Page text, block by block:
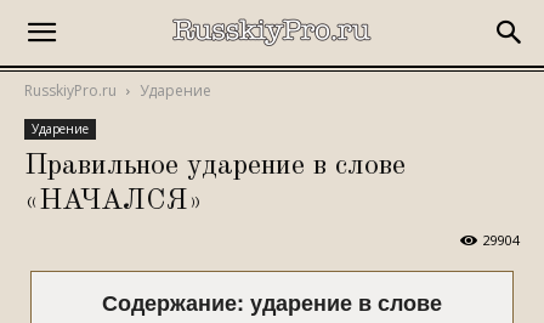
RusskiyPro.ru Ударение
Ударение
Правильное ударение в слове
«НАЧАЛСЯ»
29904
Содержание: ударение в слове